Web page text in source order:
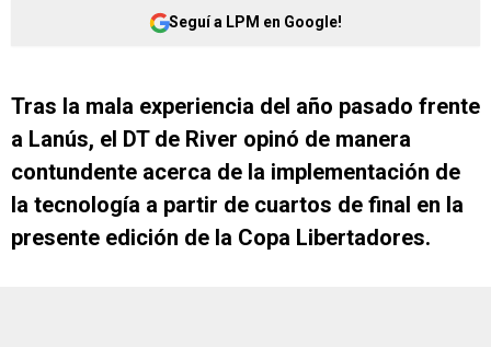
Seguí a LPM en Google!
Tras la mala experiencia del año pasado frente
a Lanús, el DT de River opinó de manera
contundente acerca de la implementación de
la tecnología a partir de cuartos de final en la
presente edición de la Copa Libertadores.